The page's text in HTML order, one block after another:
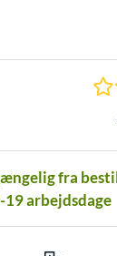
fra
19 arbejdsdage